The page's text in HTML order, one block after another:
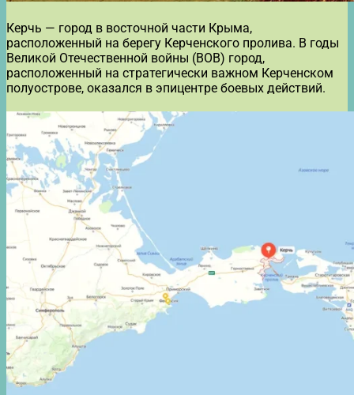
Керчь — город в восточной части Крыма,
расположенный на берегу Керченского пролива. В годы
Великой Отечественной войны (ВОВ) город,
расположенный на стратегически важном Керченском
полуострове, оказался в эпицентре боевых действий.